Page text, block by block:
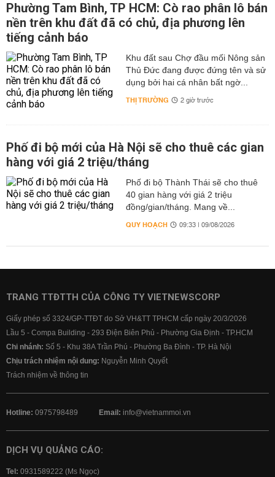
Phường Tam Bình, TP HCM: Cò rao phân lô bán
nền trên khu đất đã có chủ, địa phương lên
tiếng cảnh báo
Khu đất sau Chợ đầu mối Nông sản
Thủ Đức đang được đứng tên và sử
dụng bởi hai cá nhân bất ngờ...
THỊ TRƯỜNG 2 giờ trước
Phố đi bộ mới của Hà Nội sẽ cho thuê các gian
hàng với giá 2 triệu/tháng
Phố đi bộ Thành Thái sẽ cho thuê
40 gian hàng với giá 2 triệu
đồng/gian/tháng. Mang về...
QUY HOẠCH 09:33 | 09/08/2026
TRANG TTĐTTH CỦA CÔNG TY VIETNEWSCORP
Giấy phép số 3324/GP-TTĐT do Sở VH&TT TPHCM cấp ngày 20/3/2026
Lầu 5 - Compa Building - 293 Điện Biên Phủ - Phường Gia Định - TP.HCM
Chi nhánh: Số 5 - Khu 38A Trần Phú - Phường Ba Đình - TP. Hà Nội
Chịu trách nhiệm nội dung: Nguyễn Minh Quyết
Trách nhiệm về thông tin
Hotline: 0975798489 Email: info@vietnammoi.vn
DỊCH VỤ QUẢNG CÁO:
Tel: 0931589222 (Ms Ngọc)